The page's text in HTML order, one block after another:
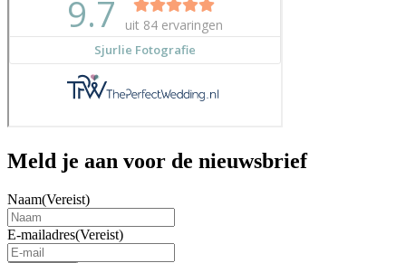
Meld je aan voor de nieuwsbrief
Naam(Vereist)
E-mailadres(Vereist)